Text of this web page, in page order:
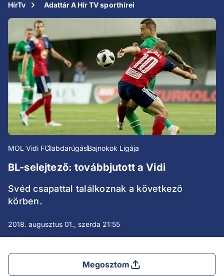
HírTv Adattár A Hír TV sporthírei
MOL Vidi FClabdarúgásBajnokok Ligája
BL-selejtező: továbbjutott a Vidi
Svéd csapattal találkoznak a következő
körben.
2018. augusztus 01., szerda 21:55
Megosztom